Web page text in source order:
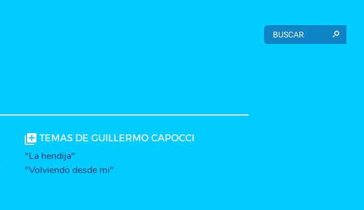
TEMAS DE GUILLERMO CAPOCCI
"La hendija"
"Volviendo desde mi"